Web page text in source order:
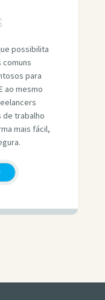
possibilita
para
ao mesmo
de trabalho
mais fácil,